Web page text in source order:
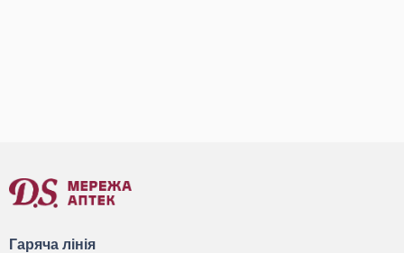
Гаряча лінія